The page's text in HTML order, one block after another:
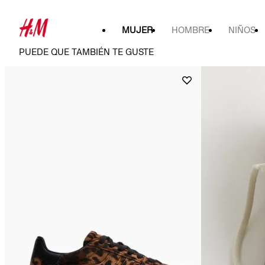
MUJER HOMBRE NIÑOS
PUEDE QUE TAMBIÉN TE GUSTE